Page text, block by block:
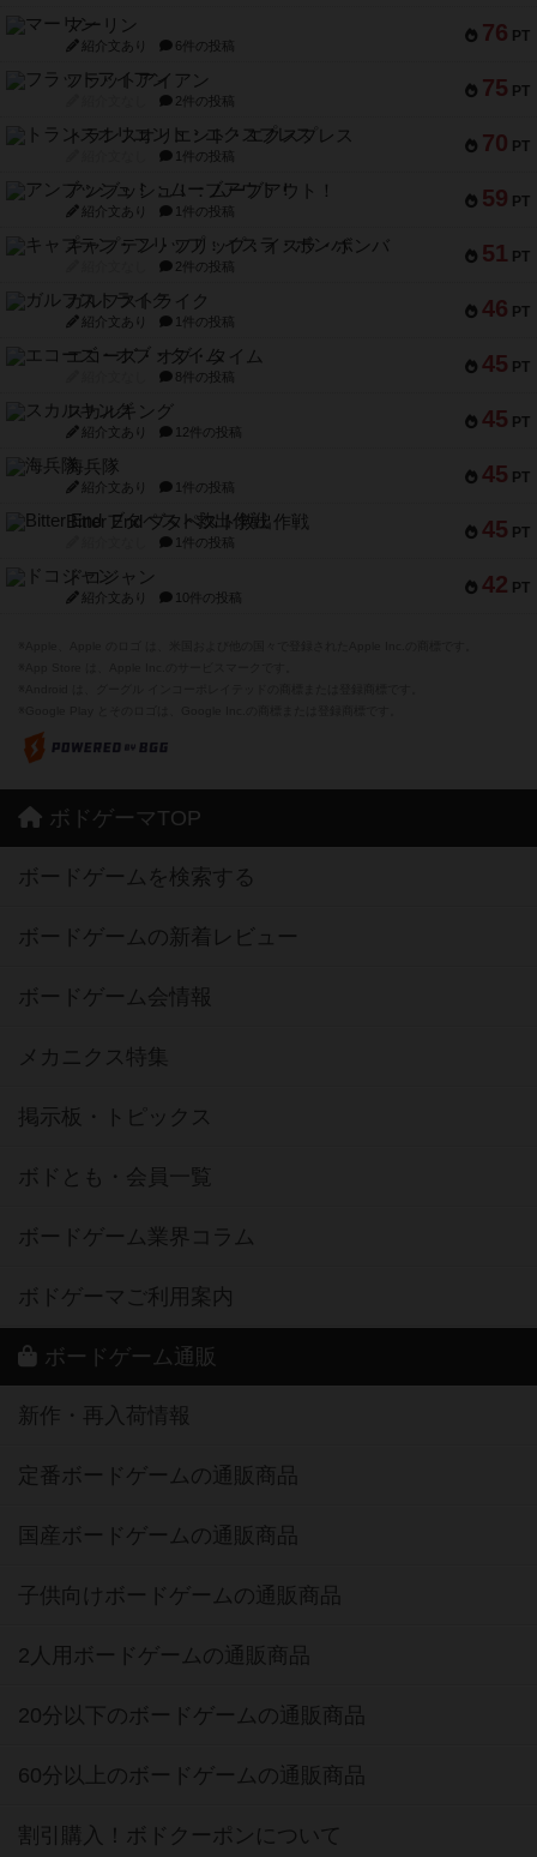
76 PT
マーリン
紹介文あり 6件の投稿
75 PT
フラットアイアン
2件の投稿
70 PT
トランスオリエント・エクスプレス
1件の投稿
59 PT
アンブッシュ！：ムーブアウト！
紹介文あり 1件の投稿
51 PT
キャプテン・フリップ：イスラ・ボンバ
2件の投稿
46 PT
ガルフストライク
紹介文あり 1件の投稿
45 PT
エコーズ・オブ・タイム
8件の投稿
45 PT
スカルキング
紹介文あり 12件の投稿
45 PT
海兵隊
紹介文あり 1件の投稿
45 PT
Bitter End ブタペスト救出作戦
1件の投稿
42 PT
ドコジャン
紹介文あり 10件の投稿
ボドゲーマTOP
ボードゲームを検索する
ボードゲームの新着レビュー
ボードゲーム会情報
メカニクス特集
掲示板・トピックス
ボドとも・会員一覧
ボードゲーム業界コラム
ボドゲーマご利用案内
ボードゲーム通販
新作・再入荷情報
定番ボードゲームの通販商品
国産ボードゲームの通販商品
子供向けボードゲームの通販商品
2人用ボードゲームの通販商品
20分以下のボードゲームの通販商品
60分以上のボードゲームの通販商品
割引購入！ボドクーポンについて